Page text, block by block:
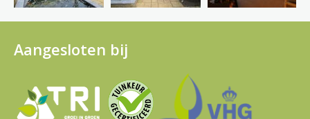
Aangesloten bij